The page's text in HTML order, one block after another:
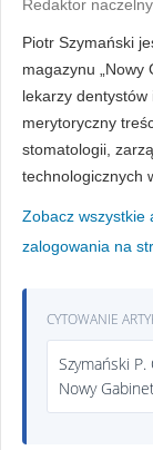
Redaktor
Piotr Szymański
magazynu „Nowy
lekarzy dentystów
merytoryczny
stomatologii,
technologicznych
Zobacz wszystkie
zalogowania na
CYTOWANIE
Szymański
Nowy